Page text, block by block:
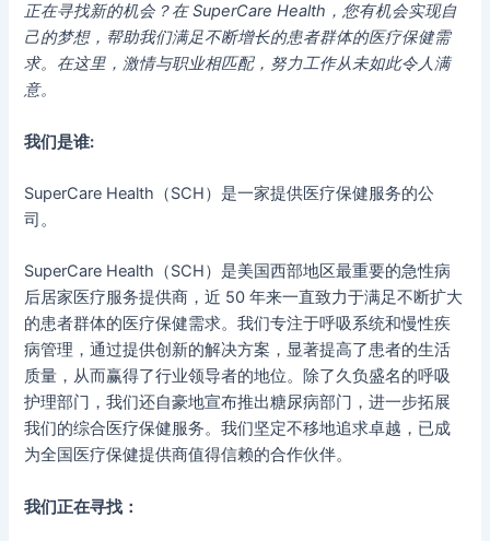
正在寻找新的机会？在 SuperCare Health，您有机会实现自
己的梦想，帮助我们满足不断增长的患者群体的医疗保健需
求。在这里，激情与职业相匹配，努力工作从未如此令人满
意。
我们是谁:
SuperCare Health（SCH）是一家提供医疗保健服务的公
司。
SuperCare Health（SCH）是美国西部地区最重要的急性病
后居家医疗服务提供商，近 50 年来一直致力于满足不断扩大
的患者群体的医疗保健需求。我们专注于呼吸系统和慢性疾
病管理，通过提供创新的解决方案，显著提高了患者的生活
质量，从而赢得了行业领导者的地位。除了久负盛名的呼吸
护理部门，我们还自豪地宣布推出糖尿病部门，进一步拓展
我们的综合医疗保健服务。我们坚定不移地追求卓越，已成
为全国医疗保健提供商值得信赖的合作伙伴。
我们正在寻找：